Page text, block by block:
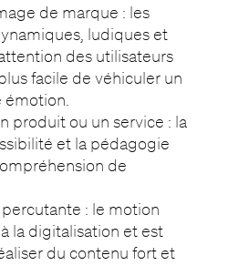
de marque : les
ludiques et
des utilisateurs
facile de véhiculer un
produit ou un service : la
et la pédagogie
de
: le motion
la digitalisation et est
du contenu fort et